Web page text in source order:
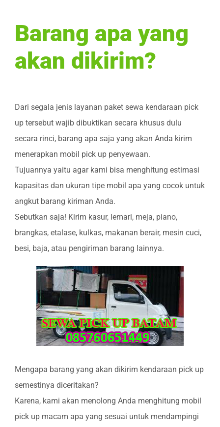
Barang apa yang
akan dikirim?
Dari segala jenis layanan paket sewa kendaraan pick
up tersebut wajib dibuktikan secara khusus dulu
secara rinci, barang apa saja yang akan Anda kirim
menerapkan mobil pick up penyewaan.
Tujuannya yaitu agar kami bisa menghitung estimasi
kapasitas dan ukuran tipe mobil apa yang cocok untuk
angkut barang kiriman Anda.
Sebutkan saja! Kirim kasur, lemari, meja, piano,
brangkas, etalase, kulkas, makanan berair, mesin cuci,
besi, baja, atau pengiriman barang lainnya.
Mengapa barang yang akan dikirim kendaraan pick up
semestinya diceritakan?
Karena, kami akan menolong Anda menghitung mobil
pick up macam apa yang sesuai untuk mendampingi